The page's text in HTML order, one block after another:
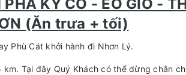
KỲ CO - EO GIÓ -
(Ăn trưa + tối)
Phù Cát khởi hành đi Nhơn Lý.
Tại đây Quý Khách có thể dừng chân